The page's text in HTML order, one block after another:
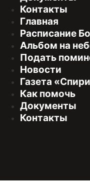
Контакты
Главная
Расписание
Альбом на
Подать
Новости
Газета
Как помочь
Документы
Контакты